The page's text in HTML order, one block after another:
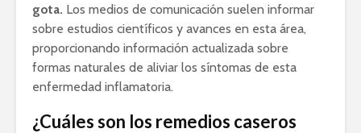
gota. Los medios de comunicación suelen informar
sobre estudios científicos y avances en esta área,
proporcionando información actualizada sobre
formas naturales de aliviar los síntomas de esta
enfermedad inflamatoria.
¿Cuáles son los remedios caseros